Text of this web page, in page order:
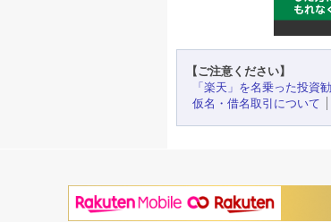
【ご注意ください】
「楽天」を名乗った投資
仮名・借名取引について